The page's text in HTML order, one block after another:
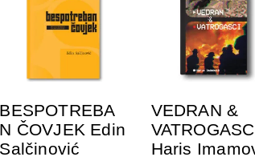
DODAJTE U
KORPU
BESPOTREBA
N ČOVJEK Edin
Salčinović
DODAJTE U
KORPU
VEDRAN &
Haris